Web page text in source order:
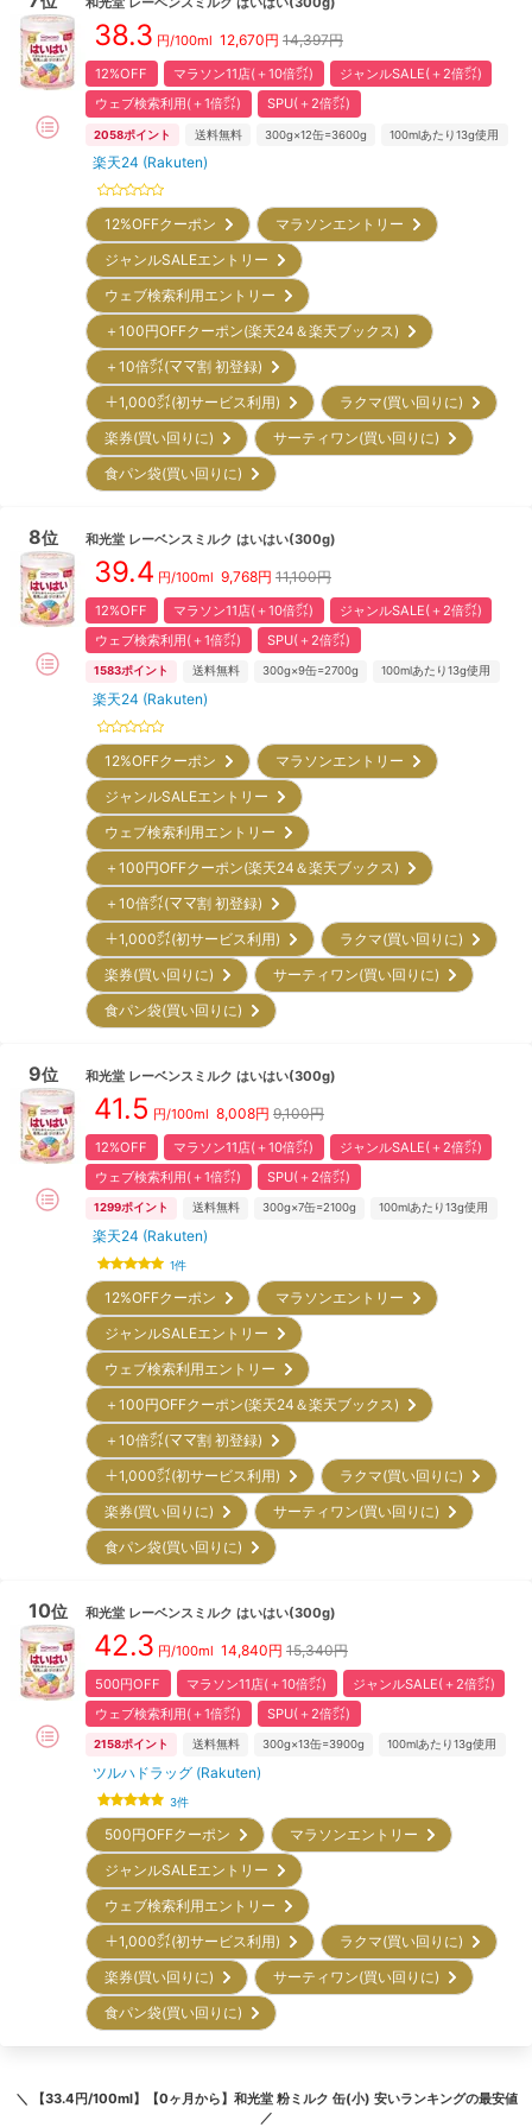
38.3 円/100ml 12,670円 14,397円
12%OFF マラソン11店(＋10倍㌽)
ジャンルSALE(＋2倍㌽)
ウェブ検索利用(＋1倍㌽)
SPU(＋2倍㌽)
2058ポイント 送料無料 300g×12缶=3600g 100mlあたり13g使用
楽天24 (Rakuten)
12%OFFクーポン
マラソンエントリー
ジャンルSALEエントリー
ウェブ検索利用エントリー
＋100円OFFクーポン(楽天24＆楽天ブックス)
＋10倍㌽(ママ割 初登録)
＋1,000㌽(初サービス利用)
ラクマ(買い回りに)
楽券(買い回りに)
サーティワン(買い回りに)
食パン袋(買い回りに)
8位 和光堂 レーベンスミルク はいはい(300g)
39.4 円/100ml 9,768円 11,100円
12%OFF マラソン11店(＋10倍㌽)
ジャンルSALE(＋2倍㌽)
ウェブ検索利用(＋1倍㌽)
SPU(＋2倍㌽)
1583ポイント 送料無料 300g×9缶=2700g 100mlあたり13g使用
楽天24 (Rakuten)
12%OFFクーポン
マラソンエントリー
ジャンルSALEエントリー
ウェブ検索利用エントリー
＋100円OFFクーポン(楽天24＆楽天ブックス)
＋10倍㌽(ママ割 初登録)
＋1,000㌽(初サービス利用)
ラクマ(買い回りに)
楽券(買い回りに)
サーティワン(買い回りに)
食パン袋(買い回りに)
9位 和光堂 レーベンスミルク はいはい(300g)
41.5 円/100ml 8,008円 9,100円
12%OFF マラソン11店(＋10倍㌽)
ジャンルSALE(＋2倍㌽)
ウェブ検索利用(＋1倍㌽)
SPU(＋2倍㌽)
1299ポイント 送料無料 300g×7缶=2100g 100mlあたり13g使用
楽天24 (Rakuten)
1件
12%OFFクーポン
マラソンエントリー
ジャンルSALEエントリー
ウェブ検索利用エントリー
＋100円OFFクーポン(楽天24＆楽天ブックス)
＋10倍㌽(ママ割 初登録)
＋1,000㌽(初サービス利用)
ラクマ(買い回りに)
楽券(買い回りに)
サーティワン(買い回りに)
食パン袋(買い回りに)
10位 和光堂 レーベンスミルク はいはい(300g)
42.3 円/100ml 14,840円 15,340円
500円OFF マラソン11店(＋10倍㌽)
ジャンルSALE(＋2倍㌽)
ウェブ検索利用(＋1倍㌽)
SPU(＋2倍㌽)
2158ポイント 送料無料 300g×13缶=3900g 100mlあたり13g使用
ツルハドラッグ (Rakuten)
3件
500円OFFクーポン
マラソンエントリー
ジャンルSALEエントリー
ウェブ検索利用エントリー
＋1,000㌽(初サービス利用)
ラクマ(買い回りに)
楽券(買い回りに)
サーティワン(買い回りに)
食パン袋(買い回りに)
＼ 【33.4円/100ml】【0ヶ月から】和光堂 粉ミルク 缶(小) 安いランキングの最安値
／